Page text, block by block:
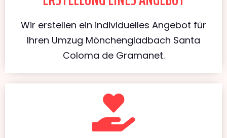
Wir erstellen ein individuelles Angebot für
Ihren Umzug Mönchengladbach Santa
Coloma de Gramanet.